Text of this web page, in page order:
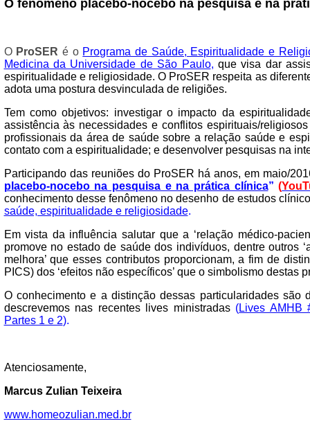
O fenômeno placebo-nocebo na pesquisa e na
O ProSER é o Programa de Saúde, Espiritualidade e
Medicina da Universidade de São Paulo, que visa dar
espiritualidade e religiosidade. O ProSER respeita as
adota uma postura desvinculada de religiões.
Tem como objetivos: investigar o impacto da
assistência às necessidades e conflitos espirituais/
profissionais da área de saúde sobre a relação saúde e
contato com a espiritualidade; e desenvolver pesquisas na
Participando das reuniões do ProSER há anos, em maio/
placebo-nocebo na pesquisa e na prática clínica”(
conhecimento desse fenômeno no desenho de estudos
saúde, espiritualidade e religiosidade.
Em vista da influência salutar que a ‘relação médico-
promove no estado de saúde dos indivíduos, dentre outros
melhora’ que esses contributos proporcionam, a fim de
PICS) dos ‘efeitos não específicos’ que o simbolismo destas
O conhecimento e a distinção dessas particularidades
descrevemos nas recentes lives ministradas (Lives AMHB
Partes 1 e 2).
Atenciosamente,
Marcus Zulian Teixeira
www.homeozulian.med.br